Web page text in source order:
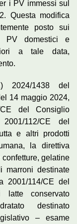
i PV immessi sul
Questa modifica
posto sui
PV domestici e
a tale data,
2024/1438 del
14 maggio 2024,
del Consiglio
112/CE del
e altri prodotti
la direttiva
gelatine
marroni destinate
2001/114/CE del
conservato
destinato
– esame